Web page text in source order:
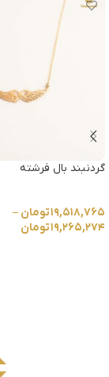
گردنبند بال فرشته
۱۹,۵۱۸,۷۶۵تومان –
۱۹,۲۶۵,۲۷۴تومان